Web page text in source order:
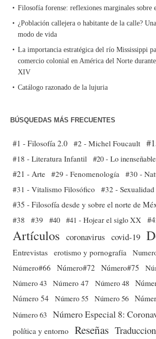
Filosofía forense: reflexiones marginales sobre
¿Población callejera o habitante de la calle?
modo de vida
La importancia estratégica del río Mississippi
comercio colonial en América del Norte
XIV
Catálogo razonado de la lujuria
BÚSQUEDAS MÁS FRECUENTES
#1 - Filosofía 2.0 #2 - Michel Foucault
#18 - Literatura Infantil #20 - Lo
#21 - Arte #29 - Fenomenología
#30 -
#31 - Vitalismo Filosófico
#32 - Sexualidad
#35 - Filosofía desde y sobre el norte de
#38
#39 #40 #41 - Hojear el siglo XX
Artículos coronavirus covid-19
Entrevistas erotismo y pornografía
Número#66
Número#72 Número#75
Número 43 Número 47 Número 48
Número 54 Número 55 Número 56
Número 63 Número Especial 8:
política y entorno Reseñas